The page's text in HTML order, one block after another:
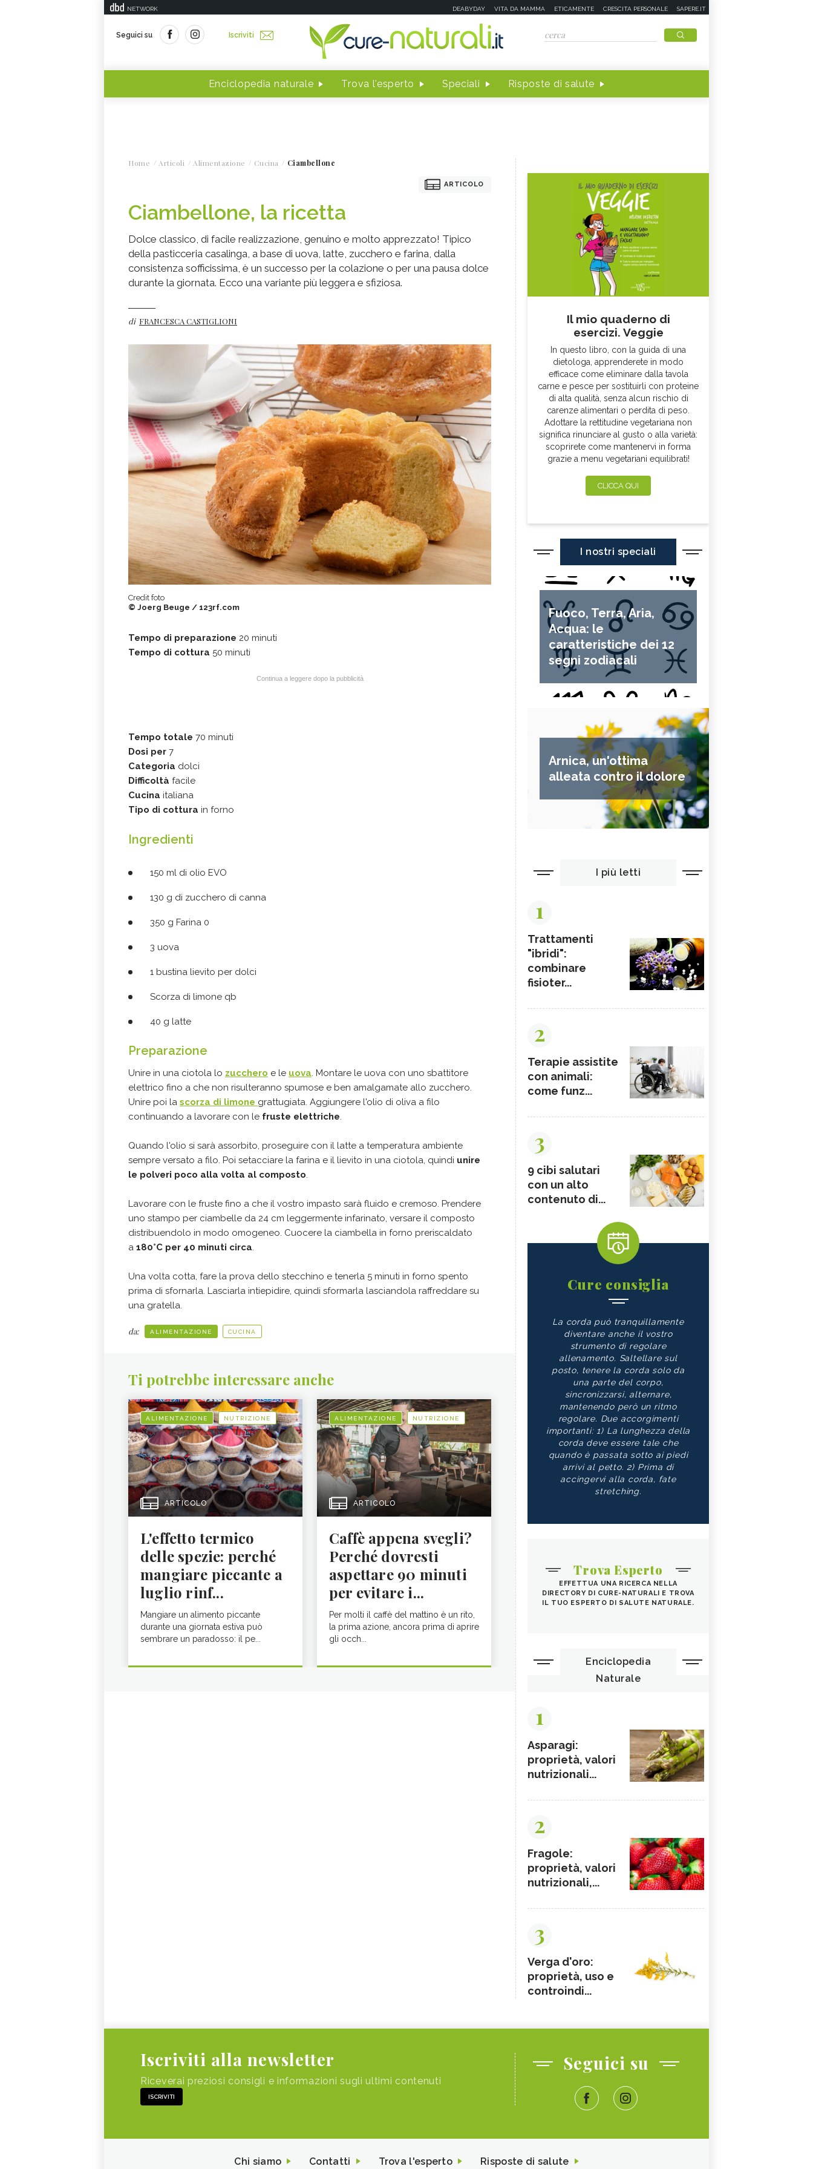
NETWORK DEABYDAY VITA DA MAMMA ETICAMENTE CRESCITA PERSONALE SAPERE.IT
Seguici su Iscriviti
Enciclopedia naturale Trova l'esperto Speciali Risposte di salute
Home Articoli Alimentazione Cucina Ciambellone
ARTICOLO
Ciambellone, la ricetta
Dolce classico, di facile realizzazione, genuino e molto apprezzato! Tipico
della pasticceria casalinga, a base di uova, latte, zucchero e farina, dalla
consistenza sofficissima, è un successo per la colazione o per una pausa dolce
durante la giornata. Ecco una variante più leggera e sfiziosa.
di FRANCESCA CASTIGLIONI
Credit foto
© Joerg Beuge / 123rf.com
Tempo di preparazione 20 minuti
Tempo di cottura 50 minuti
Continua a leggere dopo la pubblicità
Tempo totale 70 minuti
Dosi per 7
Categoria dolci
Difficoltà facile
Cucina italiana
Tipo di cottura in forno
Ingredienti
150 ml di olio EVO
130 g di zucchero di canna
350 g Farina 0
3 uova
1 bustina lievito per dolci
Scorza di limone qb
40 g latte
Preparazione
Unire in una ciotola lo zucchero e le uova. Montare le uova con uno sbattitore
elettrico fino a che non risulteranno spumose e ben amalgamate allo zucchero.
Unire poi la scorza di limone grattugiata. Aggiungere l'olio di oliva a filo
continuando a lavorare con le fruste elettriche.
Quando l'olio si sarà assorbito, proseguire con il latte a temperatura ambiente
sempre versato a filo. Poi setacciare la farina e il lievito in una ciotola, quindi unire
le polveri poco alla volta al composto.
Lavorare con le fruste fino a che il vostro impasto sarà fluido e cremoso. Prendere
uno stampo per ciambelle da 24 cm leggermente infarinato, versare il composto
distribuendolo in modo omogeneo. Cuocere la ciambella in forno preriscaldato
a 180°C per 40 minuti circa.
Una volta cotta, fare la prova dello stecchino e tenerla 5 minuti in forno spento
prima di sfornarla. Lasciarla intiepidire, quindi sformarla lasciandola raffreddare su
una gratella.
da: ALIMENTAZIONE CUCINA
Ti potrebbe interessare anche
ALIMENTAZIONE NUTRIZIONE
ARTICOLO
L'effetto termico
delle spezie: perché
mangiare piccante a
luglio rinf...
Mangiare un alimento piccante
durante una giornata estiva può
sembrare un paradosso: il pe...
ALIMENTAZIONE NUTRIZIONE
ARTICOLO
Caffè appena svegli?
Perché dovresti
aspettare 90 minuti
per evitare i...
Per molti il caffè del mattino è un rito,
la prima azione, ancora prima di aprire
gli occh...
Il mio quaderno di
esercizi. Veggie
In questo libro, con la guida di una
dietologa, apprenderete in modo
efficace come eliminare dalla tavola
carne e pesce per sostituirli con proteine
di alta qualità, senza alcun rischio di
carenze alimentari o perdita di peso.
Adottare la rettitudine vegetariana non
significa rinunciare al gusto o alla varietà:
scoprirete come mantenervi in forma
grazie a menu vegetariani equilibrati!
CLICCA QUI
I nostri speciali
Fuoco, Terra, Aria,
Acqua: le
caratteristiche dei 12
segni zodiacali
Arnica, un'ottima
alleata contro il dolore
I più letti
1
Trattamenti
"ibridi":
combinare
fisioter...
2
Terapie assistite
con animali:
come funz...
3
9 cibi salutari
con un alto
contenuto di...
Cure consiglia
La corda può tranquillamente
diventare anche il vostro
strumento di regolare
allenamento. Saltellare sul
posto, tenere la corda solo da
una parte del corpo,
sincronizzarsi, alternare,
mantenendo però un ritmo
regolare. Due accorgimenti
importanti: 1) La lunghezza della
corda deve essere tale che
quando è passata sotto ai piedi
arrivi al petto. 2) Prima di
accingervi alla corda, fate
stretching.
Trova Esperto
EFFETTUA UNA RICERCA NELLA
DIRECTORY DI CURE-NATURALI E TROVA
IL TUO ESPERTO DI SALUTE NATURALE.
Enciclopedia
Naturale
1
Asparagi:
proprietà, valori
nutrizionali...
2
Fragole:
proprietà, valori
nutrizionali,...
3
Verga d'oro:
proprietà, uso e
controindi...
Iscriviti alla newsletter
Riceverai preziosi consigli e informazioni sugli ultimi contenuti
ISCRIVITI
Seguici su
Chi siamo Contatti Trova l'esperto Risposte di salute